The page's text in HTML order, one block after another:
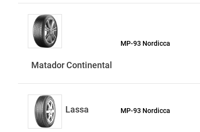
Matador Continental
MP-93 Nordicca
Lassa MP-93 Nordicca